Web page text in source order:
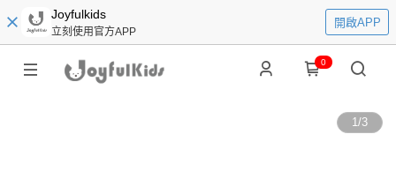
Joyfulkids
立刻使用官方APP
開啟APP
0
1/3